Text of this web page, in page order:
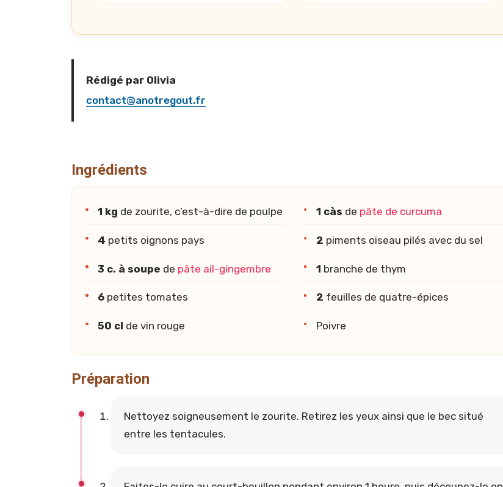
Rédigé par Olivia
contact@anotregout.fr
Ingrédients
1 kg de zourite, c’est-à-dire de poulpe
4 petits oignons pays
3 c. à soupe de pâte ail-gingembre
6 petites tomates
50 cl de vin rouge
1 càs de pâte de curcuma
2 piments oiseau pilés avec du sel
1 branche de thym
2 feuilles de quatre-épices
Poivre
Préparation
Nettoyez soigneusement le zourite. Retirez les yeux ainsi que le bec situé
entre les tentacules.